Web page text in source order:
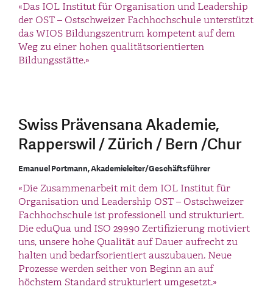
«Das IOL Institut für Organisation und Leadership
der OST – Ostschweizer Fachhochschule unterstützt
das WIOS Bildungszentrum kompetent auf dem
Weg zu einer hohen qualitätsorientierten
Bildungsstätte.»
Swiss Prävensana Akademie,
Rapperswil / Zürich / Bern /Chur
Emanuel Portmann, Akademieleiter/Geschäftsführer
«Die Zusammenarbeit mit dem IOL Institut für
Organisation und Leadership OST – Ostschweizer
Fachhochschule ist professionell und strukturiert.
Die eduQua und ISO 29990 Zertifizierung motiviert
uns, unsere hohe Qualität auf Dauer aufrecht zu
halten und bedarfsorientiert auszubauen. Neue
Prozesse werden seither von Beginn an auf
höchstem Standard strukturiert umgesetzt.»